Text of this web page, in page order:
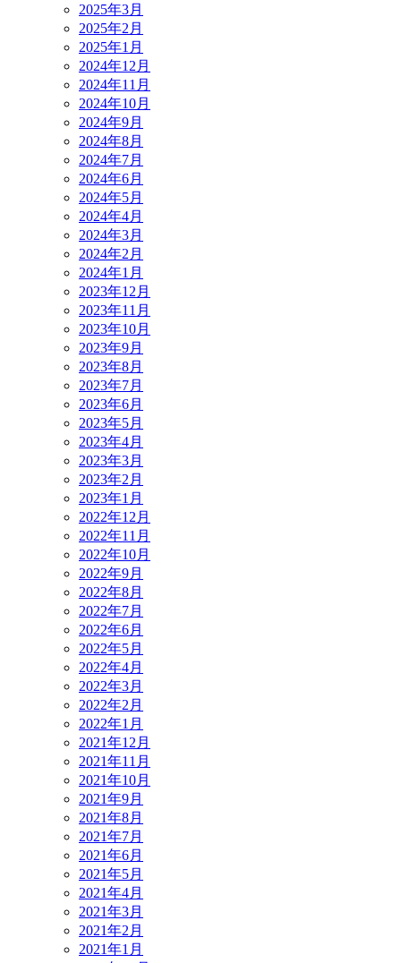
2025年3月
2025年2月
2025年1月
2024年12月
2024年11月
2024年10月
2024年9月
2024年8月
2024年7月
2024年6月
2024年5月
2024年4月
2024年3月
2024年2月
2024年1月
2023年12月
2023年11月
2023年10月
2023年9月
2023年8月
2023年7月
2023年6月
2023年5月
2023年4月
2023年3月
2023年2月
2023年1月
2022年12月
2022年11月
2022年10月
2022年9月
2022年8月
2022年7月
2022年6月
2022年5月
2022年4月
2022年3月
2022年2月
2022年1月
2021年12月
2021年11月
2021年10月
2021年9月
2021年8月
2021年7月
2021年6月
2021年5月
2021年4月
2021年3月
2021年2月
2021年1月